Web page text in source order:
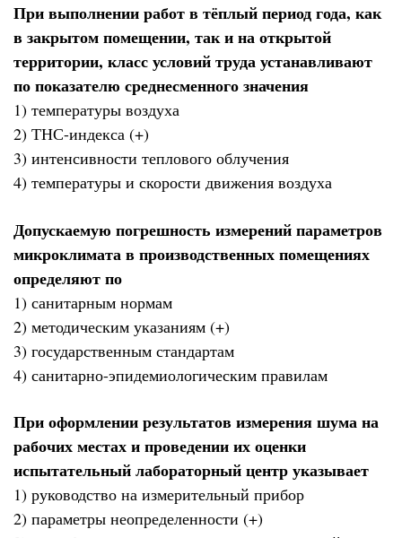
При выполнении работ в тёплый период года, как
в закрытом помещении, так и на открытой
территории, класс условий труда устанавливают
по показателю среднесменного значения
1) температуры воздуха
2) ТНС-индекса (+)
3) интенсивности теплового облучения
4) температуры и скорости движения воздуха
Допускаемую погрешность измерений параметров
микроклимата в производственных помещениях
определяют по
1) санитарным нормам
2) методическим указаниям (+)
3) государственным стандартам
4) санитарно-эпидемиологическим правилам
При оформлении результатов измерения шума на
рабочих местах и проведении их оценки
испытательный лабораторный центр указывает
1) руководство на измерительный прибор
2) параметры неопределенности (+)